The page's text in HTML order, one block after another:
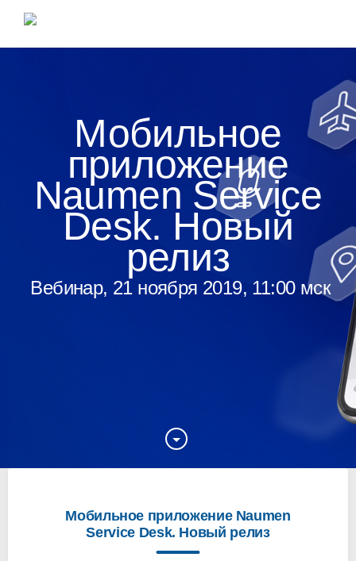
Мобильное
приложение
Naumen Service
Desk. Новый
релиз
Вебинар, 21 ноября 2019, 11:00 мск
Мобильное приложение Naumen
Service Desk. Новый релиз